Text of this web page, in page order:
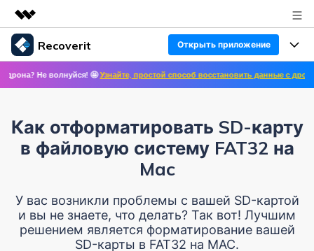
Рекомендуемые продукты
Цифровая креативность AIGC
Бизнес
Обзор
Решения
О нас
Покупка
Recoverit Открыть приложение
Продукты
Восстановление фото/видео/аудио
Особенности
Восстановление медиафайлов
Восстановление документов
Восстановление с устройств
Решение проблем с файлами
Решение проблем с компьютером
Помощь
Руководство пользователя
волнуйся! 🤩Узнайте, простой способ восстановить данные с дронов! ✨ >> 🛩
Как отформатировать SD-карту
в файловую систему FAT32 на
Mac
У вас возникли проблемы с вашей SD-картой
и вы не знаете, что делать? Так вот! Лучшим
решением является форматирование вашей
SD-карты в FAT32 на MAC.